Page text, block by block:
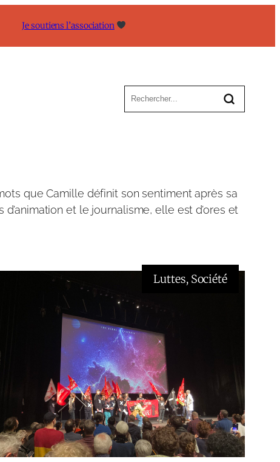
Je soutiens l’association
que Camille définit son sentiment après sa
et le journalisme, elle est d’ores et
Luttes, Société